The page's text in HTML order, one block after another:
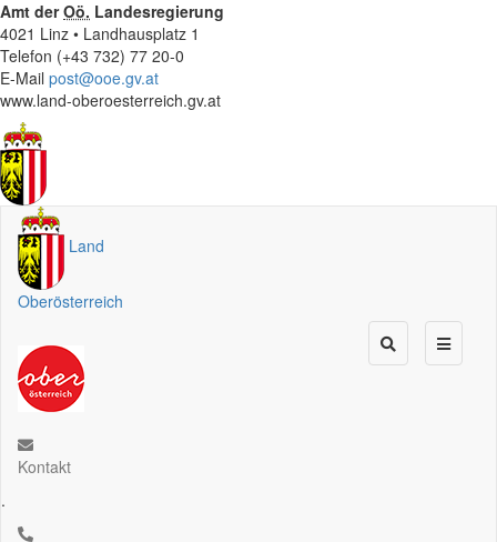
Amt derOö. Landesregierung
4021 Linz • Landhausplatz 1
Telefon (+43 732) 77 20-0
E-Mail post@ooe.gv.at
www.land-oberoesterreich.gv.at
Land
Oberösterreich
Kontakt
.